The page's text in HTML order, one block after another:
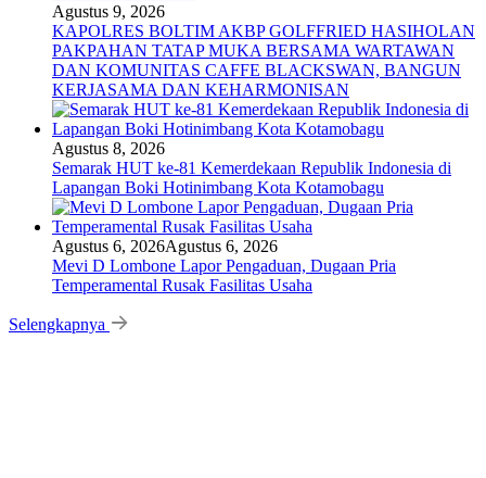
Agustus 9, 2026
KAPOLRES BOLTIM AKBP GOLFFRIED HASIHOLAN
PAKPAHAN TATAP MUKA BERSAMA WARTAWAN
DAN KOMUNITAS CAFFE BLACKSWAN, BANGUN
KERJASAMA DAN KEHARMONISAN
Agustus 8, 2026
Semarak HUT ke-81 Kemerdekaan Republik Indonesia di
Lapangan Boki Hotinimbang Kota Kotamobagu
Agustus 6, 2026Agustus 6, 2026
Mevi D Lombone Lapor Pengaduan, Dugaan Pria
Temperamental Rusak Fasilitas Usaha
Selengkapnya